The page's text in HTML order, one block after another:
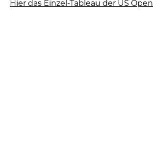
Hier das Einzel-Tableau der US Open